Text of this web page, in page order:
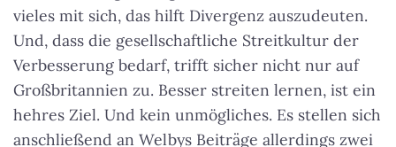
vieles mit sich, das hilft Divergenz auszudeuten.
Und, dass die gesellschaftliche Streitkultur der
Verbesserung bedarf, trifft sicher nicht nur auf
Großbritannien zu. Besser streiten lernen, ist ein
hehres Ziel. Und kein unmögliches. Es stellen sich
anschließend an Welbys Beiträge allerdings zwei